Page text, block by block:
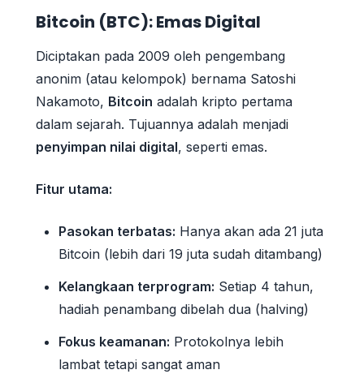
Bitcoin (BTC): Emas Digital
Diciptakan pada 2009 oleh pengembang
anonim (atau kelompok) bernama Satoshi
Nakamoto, Bitcoin adalah kripto pertama
dalam sejarah. Tujuannya adalah menjadi
penyimpan nilai digital, seperti emas.
Fitur utama:
Pasokan terbatas: Hanya akan ada 21 juta
Bitcoin (lebih dari 19 juta sudah ditambang)
Kelangkaan terprogram: Setiap 4 tahun,
hadiah penambang dibelah dua (halving)
Fokus keamanan: Protokolnya lebih
lambat tetapi sangat aman